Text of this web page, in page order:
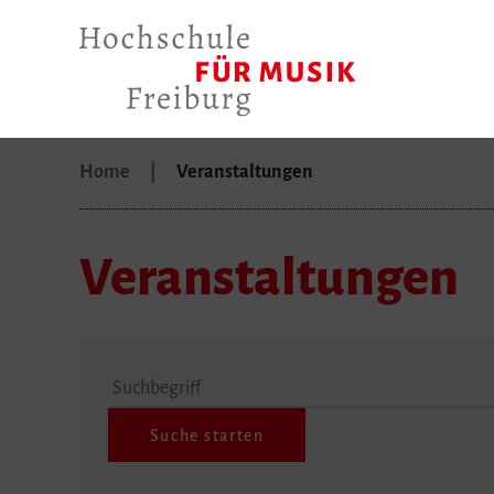
Home Veranstaltungen
Veranstaltungen
Suchbegriff